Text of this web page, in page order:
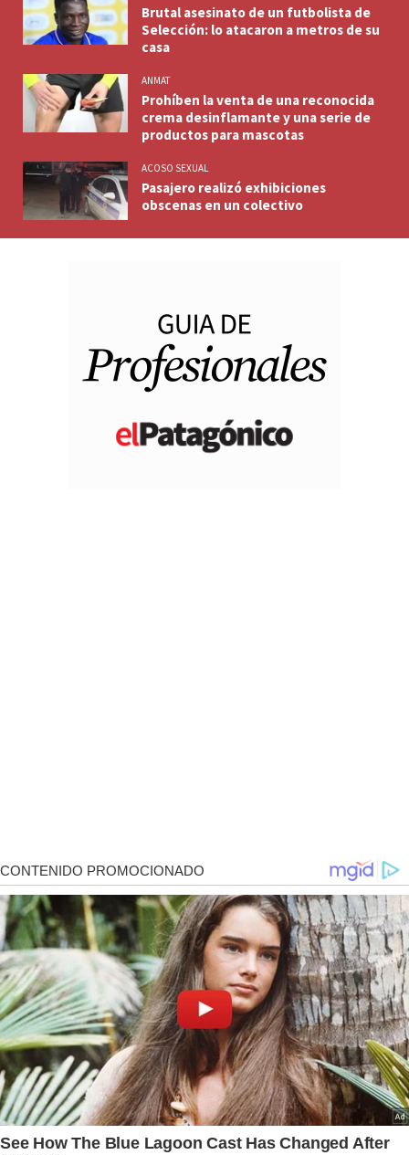
Brutal asesinato de un futbolista de
Selección: lo atacaron a metros de su
casa
ANMAT
Prohíben la venta de una reconocida
crema desinflamante y una serie de
productos para mascotas
ACOSO SEXUAL
Pasajero realizó exhibiciones
obscenas en un colectivo